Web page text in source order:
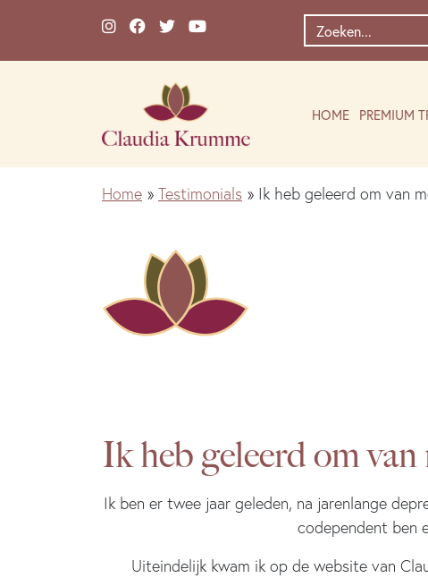
Zoek
naar:
HOME PREMIUM
Home » Testimonials » Ik heb geleerd om van
Ik heb geleerd om
Ik ben er twee jaar geleden, na jarenlange
codependent ben
Uiteindelijk kwam ik op de website van